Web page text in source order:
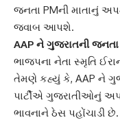
જનતા PMની માતાનું
જવાબ આપશે.
AAP ને ગુજરાતની
ભાજપના નેતા સ્મૃતિ
તેમણે કહ્યું કે, AAP ને
પાર્ટીએ ગુજરાતીઓનું
ભાવનાને ઠેસ પહોંચાડી